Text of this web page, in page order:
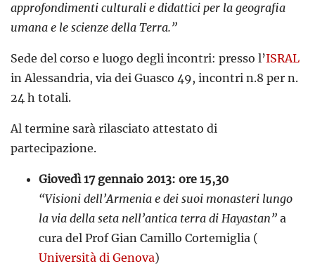
approfondimenti culturali e didattici per la geografia
umana e le scienze della Terra.”
Sede del corso e luogo degli incontri: presso l’ISRAL
in Alessandria, via dei Guasco 49, incontri n.8 per n.
24 h totali.
Al termine sarà rilasciato attestato di
partecipazione.
Giovedì 17 gennaio 2013: ore 15,30
“Visioni dell’Armenia e dei suoi monasteri lungo
la via della seta nell’antica terra di Hayastan” a
cura del Prof Gian Camillo Cortemiglia (
Università di Genova)